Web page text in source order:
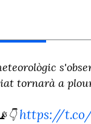
tornarà a
https://t.co/